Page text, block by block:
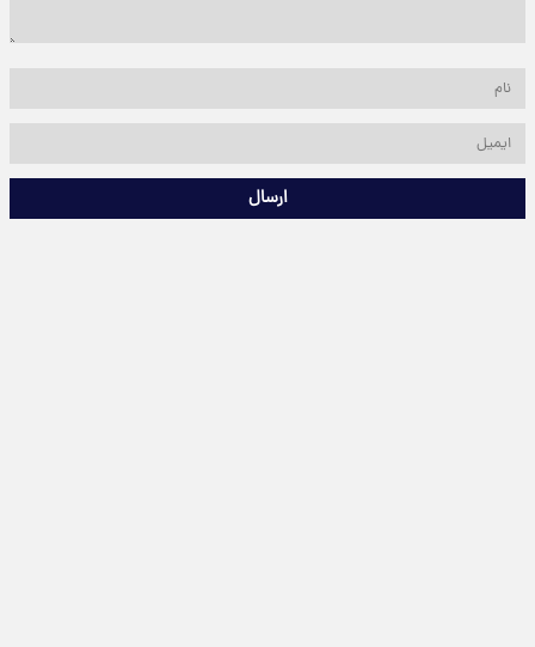
ارسال